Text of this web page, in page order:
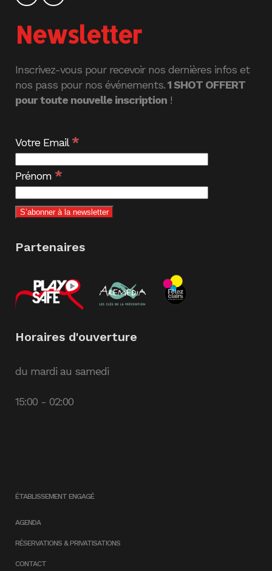
Newsletter
Inscrivez-vous pour recevoir nos dernières infos et
nos pass pour nos événements.1 SHOT OFFERT
pour toute nouvelle inscription !
Votre Email*
Prénom *
Partenaires
Horaires d'ouverture
du mardi au samedi
15:00 - 02:00
ÉTABLISSEMENT ENGAGÉ
AGENDA
RÉSERVATIONS & PRIVATISATIONS
CONTACT